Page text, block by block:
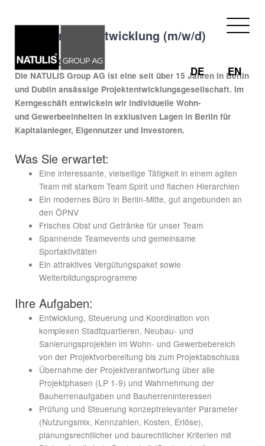
DE EN
Leiter Projektentwicklung (m/w/d)
Wer wir sind:
Die NATULIS Group AG ist eine seit über 15 Jahren in Berlin
und Dublin ansässige Projektentwicklungsgesellschaft. Im
Kerngeschäft entwickeln wir individuelle Wohn-
und Gewerbeeinheiten in exklusiven Lagen in Berlin für
Kapitalanleger, Eigennutzer und Investoren.
Was Sie erwartet:
Eine interessante, vielseitige Tätigkeit in einem agilen
Team mit starkem Team Spirit und flachen Hierarchien
Ein modernes Büro in Berlin-Mitte, gut angebunden an
den ÖPNV
Frisches Obst und Getränke für unser Team
Spannende Teamevents und gemeinsame
Sportaktivitäten
Ein attraktives Vergütungspaket sowie
Weiterbildungsprogramme
Ihre Aufgaben:
Entwicklung, Steuerung und Koordination von
komplexen Stadtquartieren, Neubau- und
Sanierungsprojekten im Wohn- und Gewerbebereich
von der Projektvorbereitung bis zum Projektabschluss
Übernahme der Projektverantwortung über alle
Projektphasen (LP 1-9) und Wahrnehmung der
Bauherrenaufgaben und Bauherreninteressen
Prüfung und Steuerung konzeptrelevanter Parameter
(Nutzungsmix, Kennzahlen, Kosten, Erlöse),
planungsrechtlicher und baurechtlicher Kriterien mit